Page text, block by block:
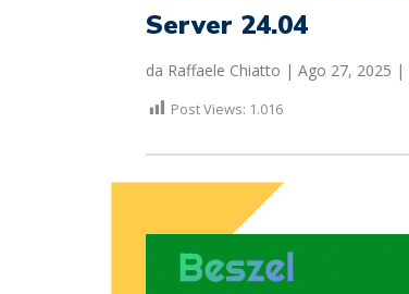
Server 24.04
da Raffaele Chiatto |Ago 27, 2025 |
Post Views: 1.016